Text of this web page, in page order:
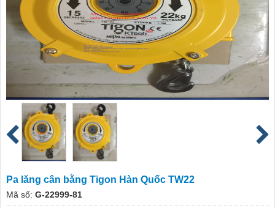
Pa lăng cân bằng Tigon Hàn Quốc TW22
Mã số: G-22999-81